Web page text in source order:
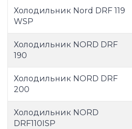
Холодильник Nord DRF 119
WSP
Холодильник NORD DRF
190
Холодильник NORD DRF
200
Холодильник NORD
DRF110ISP